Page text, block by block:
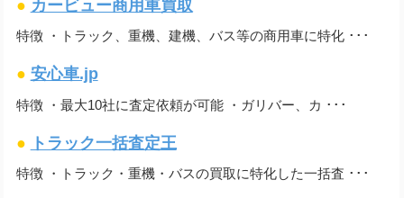
● カービュー商用車買取
特徴 ・トラック、重機、建機、バス等の商用車に特化 ･･･
● 安心車.jp
特徴 ・最大10社に査定依頼が可能 ・ガリバー、カ ･･･
● トラック一括査定王
特徴 ・トラック・重機・バスの買取に特化した一括査 ･･･